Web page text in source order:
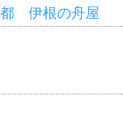
都 伊根の舟屋